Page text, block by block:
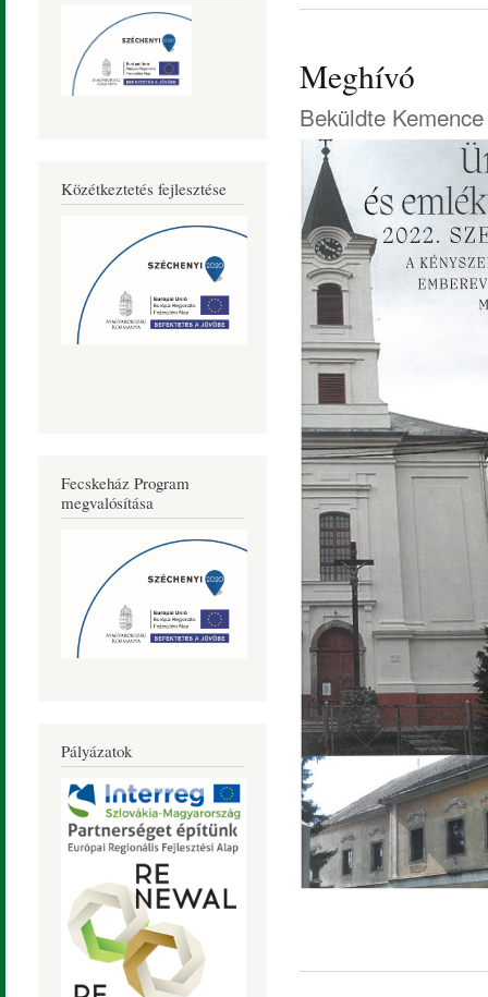
Közétkeztetés fejlesztése
Fecskeház Program
megvalósítása
Pályázatok
Meghívó
Beküldte